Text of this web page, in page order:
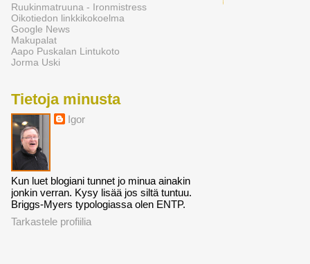
Ruukinmatruuna - Ironmistress
Oikotiedon linkkikokoelma
Google News
Makupalat
Aapo Puskalan Lintukoto
Jorma Uski
Tietoja minusta
Igor
Kun luet blogiani tunnet jo minua ainakin
jonkin verran. Kysy lisää jos siltä tuntuu.
Briggs-Myers typologiassa olen ENTP.
Tarkastele profiilia